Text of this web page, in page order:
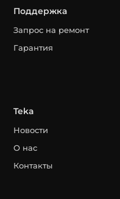
Поддержка
Запрос на ремонт
Гарантия
Teka
Новости
О нас
Контакты